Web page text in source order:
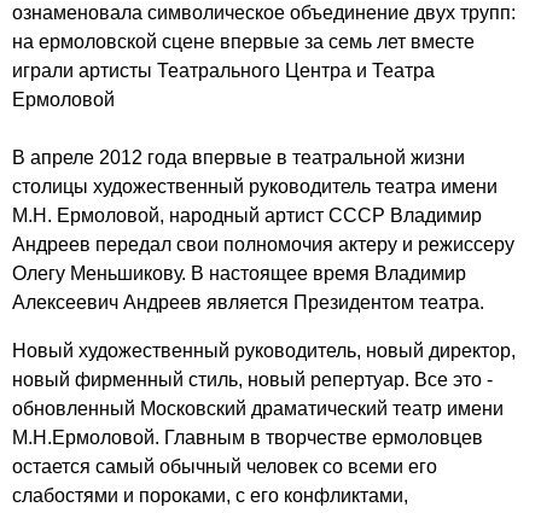
ознаменовала символическое объединение двух трупп:
на ермоловской сцене впервые за семь лет вместе
играли артисты Театрального Центра и Театра
Ермоловой
В апреле 2012 года впервые в театральной жизни
столицы художественный руководитель театра имени
М.Н. Ермоловой, народный артист СССР Владимир
Андреев передал свои полномочия актеру и режиссеру
Олегу Меньшикову. В настоящее время Владимир
Алексеевич Андреев является Президентом театра.
Новый художественный руководитель, новый директор,
новый фирменный стиль, новый репертуар. Все это -
обновленный Московский драматический театр имени
М.Н.Ермоловой. Главным в творчестве ермоловцев
остается самый обычный человек со всеми его
слабостями и пороками, с его конфликтами,